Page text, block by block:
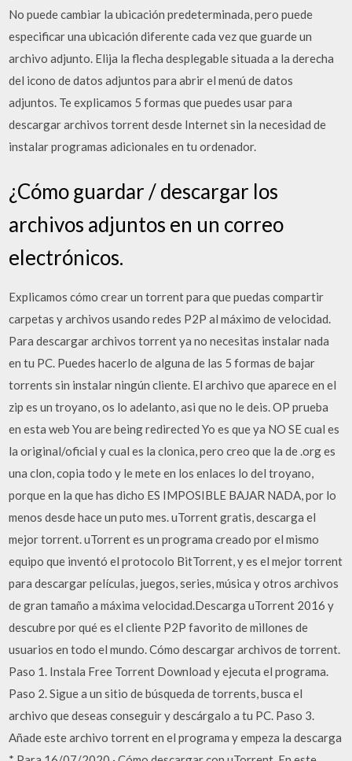
No puede cambiar la ubicación predeterminada, pero puede
especificar una ubicación diferente cada vez que guarde un
archivo adjunto. Elija la flecha desplegable situada a la derecha
del icono de datos adjuntos para abrir el menú de datos
adjuntos. Te explicamos 5 formas que puedes usar para
descargar archivos torrent desde Internet sin la necesidad de
instalar programas adicionales en tu ordenador.
¿Cómo guardar / descargar los
archivos adjuntos en un correo
electrónicos.
Explicamos cómo crear un torrent para que puedas compartir
carpetas y archivos usando redes P2P al máximo de velocidad.
Para descargar archivos torrent ya no necesitas instalar nada
en tu PC. Puedes hacerlo de alguna de las 5 formas de bajar
torrents sin instalar ningún cliente. El archivo que aparece en el
zip es un troyano, os lo adelanto, asi que no le deis. OP prueba
en esta web You are being redirected Yo es que ya NO SE cual es
la original/oficial y cual es la clonica, pero creo que la de .org es
una clon, copia todo y le mete en los enlaces lo del troyano,
porque en la que has dicho ES IMPOSIBLE BAJAR NADA, por lo
menos desde hace un puto mes. uTorrent gratis, descarga el
mejor torrent. uTorrent es un programa creado por el mismo
equipo que inventó el protocolo BitTorrent, y es el mejor torrent
para descargar películas, juegos, series, música y otros archivos
de gran tamaño a máxima velocidad.Descarga uTorrent 2016 y
descubre por qué es el cliente P2P favorito de millones de
usuarios en todo el mundo. Cómo descargar archivos de torrent.
Paso 1. Instala Free Torrent Download y ejecuta el programa.
Paso 2. Sigue a un sitio de búsqueda de torrents, busca el
archivo que deseas conseguir y descárgalo a tu PC. Paso 3.
Añade este archivo torrent en el programa y empeza la descarga